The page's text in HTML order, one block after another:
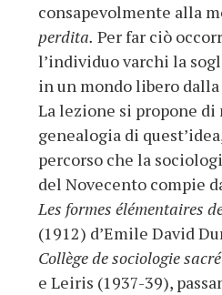
consapevolmente alla
perdita. Per far ciò
l’individuo varchi la
in un mondo libero
La lezione si propone di
genealogia di
percorso che la
del Novecento compie
Les formes élémentaires
(1912) d’Emile David
Collège de sociologie sacré
e Leiris (1937-39),